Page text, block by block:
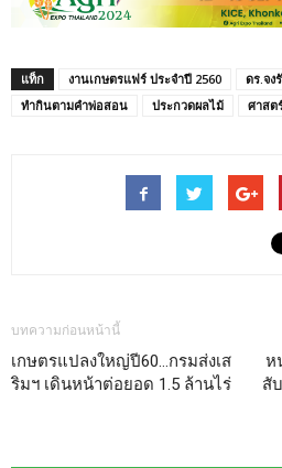
แท็ก งานเกษตรแฟร์ ประจำปี 2560
ดร.จง
ทำกินตามคำพ่อสอน
ประกวดผลไม้ ศาสต
บทความก่อนหน้านี้
เกษตรแปลงใหญ่ปี60…กรมส่งเส
ริมฯ เดินหน้าต่อยอด 1.5 ล้านไร่
ห
สั